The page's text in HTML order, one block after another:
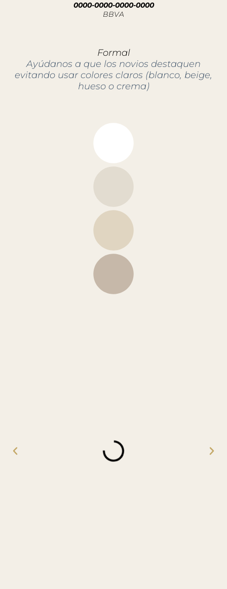
0000-0000-0000-0000
BBVA
Formal
Ayúdanos a que los novios destaquen
evitando usar colores claros (blanco, beige,
hueso o crema)